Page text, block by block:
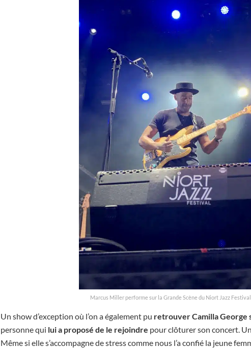
Marcus Miller performe sur la Grande Scène du Niort Jazz
Un show d’exception où l’on a également pu retrouver Camilla George
personne qui lui a proposé de le rejoindre pour clôturer son concert.
Même si elle s’accompagne de stress comme nous l’a confié la jeune